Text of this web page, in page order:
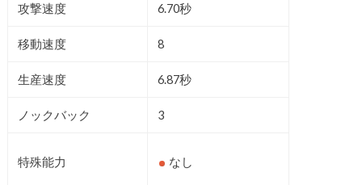
攻撃速度 6.70秒
移動速度 8
生産速度 6.87秒
ノックバック 3
特殊能力 なし